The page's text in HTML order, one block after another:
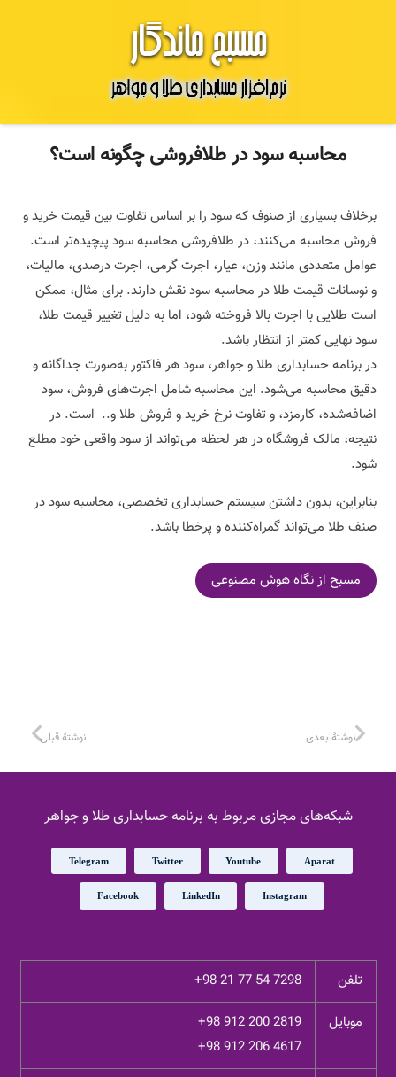
محاسبه سود در طلافروشی چگونه است؟
برخلاف بسیاری از صنوف که سود را بر اساس تفاوت بین قیمت خرید و
فروش محاسبه می‌کنند، در طلافروشی محاسبه سود پیچیده‌تر است.
عوامل متعددی مانند وزن، عیار، اجرت گرمی، اجرت درصدی، مالیات،
و نوسانات قیمت طلا در محاسبه سود نقش دارند. برای مثال، ممکن
است طلایی با اجرت بالا فروخته شود، اما به دلیل تغییر قیمت طلا،
سود نهایی کمتر از انتظار باشد.
در برنامه حسابداری طلا و جواهر، سود هر فاکتور به‌صورت جداگانه و
دقیق محاسبه می‌شود. این محاسبه شامل اجرت‌های فروش، سود
اضافه‌شده، کارمزد، و تفاوت نرخ خرید و فروش طلا و.. است. در
نتیجه، مالک فروشگاه در هر لحظه می‌تواند از سود واقعی خود مطلع
شود.
بنابراین، بدون داشتن سیستم حسابداری تخصصی، محاسبه سود در
صنف طلا می‌تواند گمراه‌کننده و پرخطا باشد.
مسبح از نگاه هوش مصنوعی
نوشتهٔ قبلی نوشتهٔ بعدی
شبکه‌های مجازی مربوط به برنامه حسابداری طلا و جواهر
Aparat
Youtube
Twitter
Telegram
Instagram
LinkedIn
Facebook
تلفن +98 21 77 54 7298
موبایل
+98 912 200 2819
+98 912 206 4617